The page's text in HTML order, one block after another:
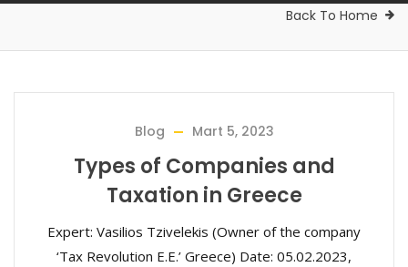
Back To Home
Blog Mart 5, 2023
Types of Companies and
Taxation in Greece
Expert: Vasilios Tzivelekis (Owner of the company
‘Tax Revolution E.E.’ Greece) Date: 05.02.2023,